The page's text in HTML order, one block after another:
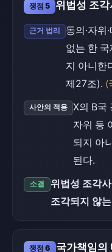
쟁점 5 위법성 조
근거 법리
동의·자위
없는 한
지 아니한
제27조). (
사안의 적용
X의 B국
자위 등
되지 아
된다.
소결
위법성 조각
조각되지 않
쟁점 6 국가책임의